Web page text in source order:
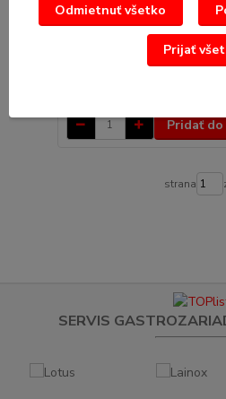
Gastronádoba porcelánová
Gastronádoba porcelánová
Pridať
strana
SERVIS
Odmietnuť všetko
Prijať